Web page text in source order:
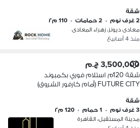
شقة
2 غرف نوم
• 2 حمامات • 110 م٢
معادى ديونز، زهراء المعادى
منذ 4 أسابيع
3,500,000 ج.م
شقة 120م استلام فوري بكمبوند
FUTURE CITY (أمام كارفور الشروق)
شقة
3 غرف نوم
• 1 حمام • 120 م٢
مدينة المستقبل، القاهرة